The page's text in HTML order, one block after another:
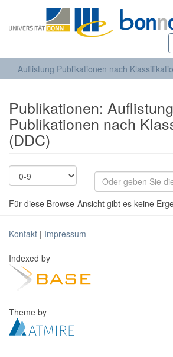
Auflistung Publikationen nach
Publikationen: Auflistung
Publikationen nach
(DDC)
Für diese Browse-Ansicht gibt es keine
Kontakt | Impressum
Indexed by
Theme by